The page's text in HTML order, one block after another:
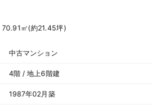
70.91㎡(約21.45坪)
中古マンション
4階 / 地上6階建
1987年02月築